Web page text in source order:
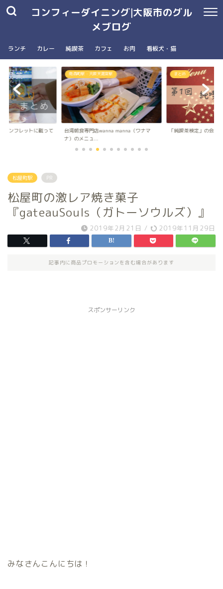
コンフィーダイニング|大阪市のグル
メブログ
ランチ カレー 純喫茶 カフェ お肉 看板犬・猫
パンフレットに載って
南森町駅・大阪天満宮駅
台湾朝食専門店wanna manna（ワナマ
ナ）のメニュ...
まとめ
「純喫茶検定」の会場
松屋町駅 PR
松屋町の激レア焼き菓子
『gateauSouls（ガトーソウルズ）』
2019年2月21日 / 2019年11月29日
記事内に商品プロモーションを含む場合があります
スポンサーリンク
みなさんこんにちは！